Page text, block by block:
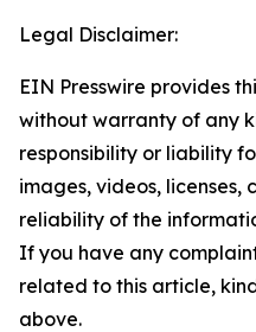
Legal Disclaimer:
EIN Presswire provides
without warranty of any
responsibility or liability
images, videos, licenses,
reliability of the
If you have any
related to this article,
above.